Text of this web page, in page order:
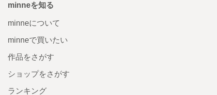
minneを知る
minneについて
minneで買いたい
作品をさがす
ショップをさがす
ランキング